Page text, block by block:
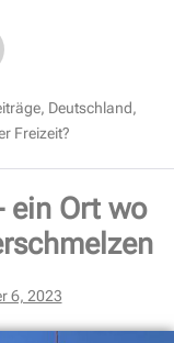
, Deutschland,
Freizeit?
ein Ort wo
6, 2023